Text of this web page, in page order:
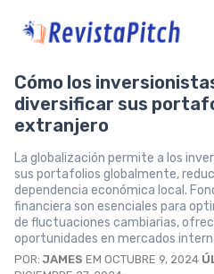
Cómo los
diversificar sus
extranjero
La globalización permite a los
sus portafolios globalmente,
dependencia económica local.
financiera son esenciales para
de fluctuaciones cambiarias,
oportunidades en mercados
POR:JAMES EM OCTUBRE 9, 2024